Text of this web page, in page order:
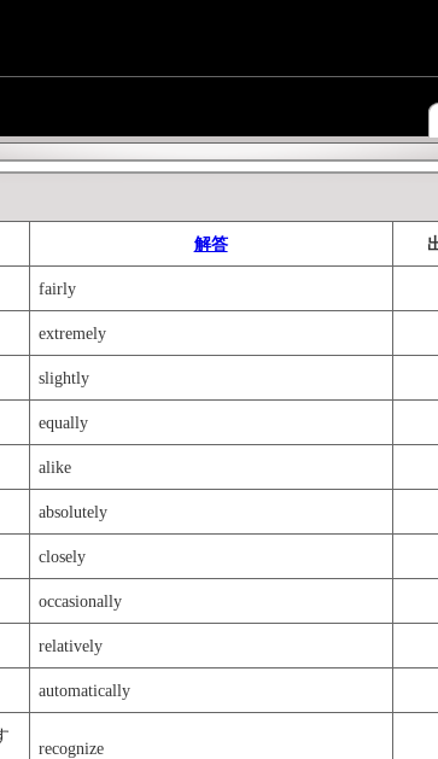
解答
fairly
extremely
slightly
equally
alike
absolutely
closely
occasionally
relatively
automatically
recognize